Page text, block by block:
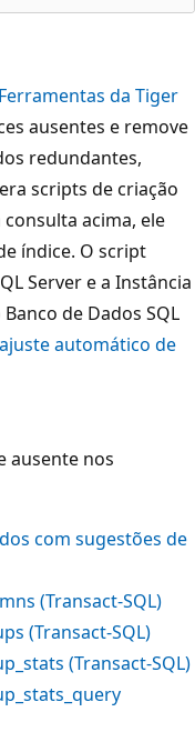
da Tiger
ausentes e remove
redundantes,
scripts de criação
acima, ele
índice. O script
Server e a Instância
de Dados SQL
ajuste automático de
ausente nos
com sugestões de
(Transact-SQL)
(Transact-SQL)
(Transact-SQL)